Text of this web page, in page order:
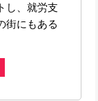
し、就労支
街にもある